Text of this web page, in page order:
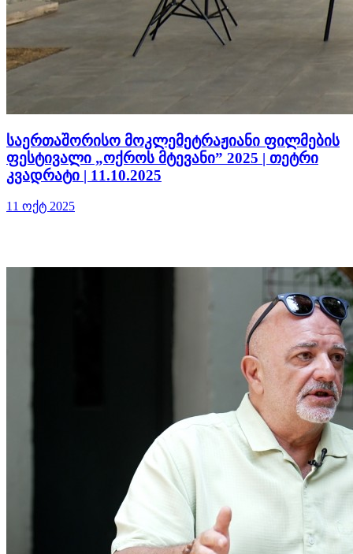
საერთაშორისო მოკლემეტრაჟიანი ფილმების
ფესტივალი „ოქროს მტევანი” 2025 | თეტრი
კვადრატი | 11.10.2025
11 ოქტ 2025